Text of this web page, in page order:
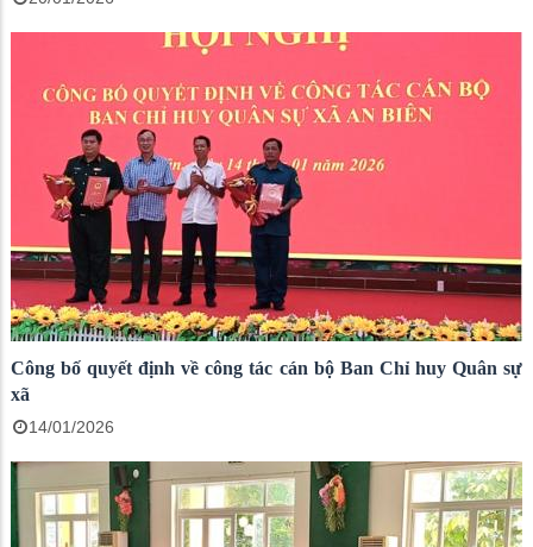
Công bố quyết định về công tác cán bộ Ban Chỉ huy Quân sự
xã
14/01/2026